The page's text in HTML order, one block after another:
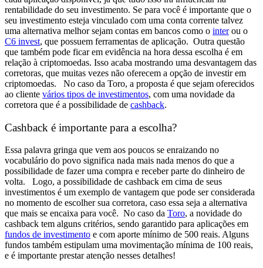
rentabilidade do seu investimento. Se para você é importante que o
seu investimento esteja vinculado com uma conta corrente talvez
uma alternativa melhor sejam contas em bancos como o interou o
C6 invest, que possuem ferramentas de aplicação. Outra questão
que também pode ficar em evidência na hora dessa escolha é em
relação à criptomoedas. Isso acaba mostrando uma desvantagem das
corretoras, que muitas vezes não oferecem a opção de investir em
criptomoedas.
No caso da Toro, a proposta é que sejam oferecidos
ao cliente vários tipos de investimentos, com uma novidade da
corretora que é a possibilidade de cashback.
Cashback é importante para a escolha?
Essa palavra gringa que vem aos poucos se enraizando no
vocabulário do povo significa nada mais nada menos do que a
possibilidade de fazer uma compra e receber parte do dinheiro de
volta.
Logo, a possibilidade de cashback em cima de seus
investimentos é um exemplo de vantagem que pode ser considerada
no momento de escolher sua corretora, caso essa seja a alternativa
que mais se encaixa para você. No caso da Toro, a novidade do
cashback tem alguns critérios, sendo garantido para aplicações em
fundos de investimento e com aporte mínimo de 500 reais. Alguns
fundos também estipulam uma movimentação mínima de 100 reais,
e é importante prestar atenção nesses detalhes!